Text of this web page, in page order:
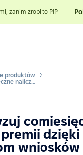
zanim zrobi to PIP
produktów
Zautomatyzuj comiesięczne naliczanie premii dzięki formularzom wniosków
dzięki
wniosków